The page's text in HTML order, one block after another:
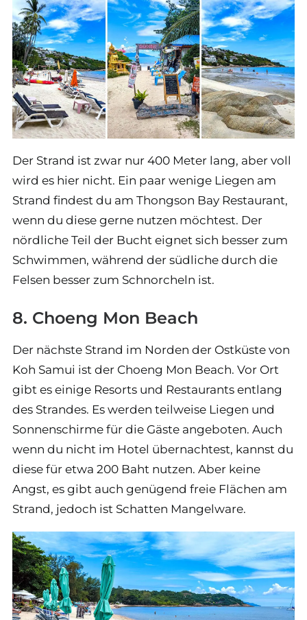
Der Strand ist zwar nur 400 Meter lang, aber voll
wird es hier nicht. Ein paar wenige Liegen am
Strand findest du am Thongson Bay Restaurant,
wenn du diese gerne nutzen möchtest. Der
nördliche Teil der Bucht eignet sich besser zum
Schwimmen, während der südliche durch die
Felsen besser zum Schnorcheln ist.
8. Choeng Mon Beach
Der nächste Strand im Norden der Ostküste von
Koh Samui ist der Choeng Mon Beach. Vor Ort
gibt es einige Resorts und Restaurants entlang
des Strandes. Es werden teilweise Liegen und
Sonnenschirme für die Gäste angeboten. Auch
wenn du nicht im Hotel übernachtest, kannst du
diese für etwa 200 Baht nutzen. Aber keine
Angst, es gibt auch genügend freie Flächen am
Strand, jedoch ist Schatten Mangelware.